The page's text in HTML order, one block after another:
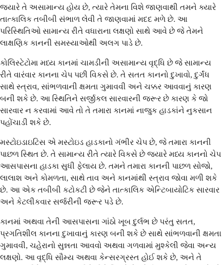
જ્યારે તે અસામાન્ય હોય છે, ત્યારે તેમના વિશે જાણવાથી તમને ક્યારે
તાત્કાલિક તબીબી સંભાળ લેવી તે જાણવામાં મદદ મળે છે. આ
પરિસ્થિતિઓ સામાન્ય રીતે વધારાના લક્ષણો સાથે આવે છે જે તેમને
લાક્ષણિક કાનની સમસ્યાઓથી અલગ પાડે છે.
કોલિસ્ટેટોમા મધ્ય કાનમાં ચામડીની અસામાન્ય વૃદ્ધિ છે જે સામાન્ય
રીતે વારંવાર કાનના ચેપ પછી વિકસે છે. તે સતત કાનનો દુખાવો, દુર્ગંધ
સાથે સ્ત્રાવ, સાંભળવાની ક્ષમતા ગુમાવવી અને ચક્કર આવવાનું કારણ
બની શકે છે. આ સ્થિતિને સર્જીકલ સારવારની જરૂર છે કારણ કે જો
સારવાર ન કરવામાં આવે તો તે તમારા કાનમાં નાજુક હાડકાંને નુકસાન
પહોંચાડી શકે છે.
મસ્ટોઇડાઇટિસ એ મસ્ટોઇડ હાડકાનો ગંભીર ચેપ છે, જે તમારા કાનની
પાછળ સ્થિત છે. તે સામાન્ય રીતે ત્યારે વિકસે છે જ્યારે મધ્ય કાનનો ચેપ
આસપાસના હાડકા સુધી ફેલાય છે. તમને તમારા કાનની પાછળ સોજો,
લાલાશ અને કોમળતા, સાથે તાવ અને કાનમાંથી સ્ત્રાવ જોવા મળી શકે
છે. આ એક તબીબી કટોકટી છે જેને તાત્કાલિક એન્ટિબાયોટિક સારવાર
અને કેટલીકવાર સર્જરીની જરૂર પડે છે.
કાનમાં અથવા તેની આસપાસના ગાંઠો ખૂબ દુર્લભ છે પરંતુ સતત,
પ્રગતિશીલ કાનના દુખાવાનું કારણ બની શકે છે સાથે સાંભળવાની ક્ષમતા
ગુમાવવી, ચહેરાનો સુન્નતા આવવો અથવા ગળવામાં મુશ્કેલી જેવા અન્ય
લક્ષણો. આ વૃદ્ધિ સૌમ્ય અથવા કેન્સરગ્રસ્ત હોઈ શકે છે, અને તે